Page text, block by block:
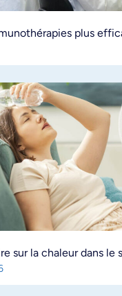
plus
sur la chaleur dans le